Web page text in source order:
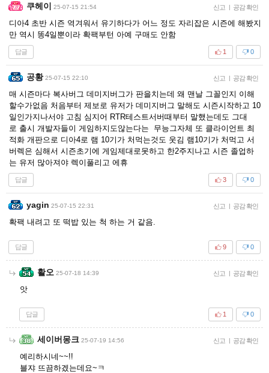
쿠헤이 25-07-15 21:54 신고 | 공감 확인
디아4 초반 시즌 역겨워서 유기하다가 어느 정도 자리잡은 시즌에 해봤지
만 역시 똥4일뿐이라 확팩부턴 아예 구매도 안함
답글 0
1
공황 25-07-15 22:10 신고 | 공감 확인
매 시즌마다 복사버그 데미지버그가 판을치는데 왜 맨날 그꼴인지 이해
할수가없음 처음부터 제보로 유저가 데미지버그 말해도 시즌시작하고 10
일인가지나서야 고침 심지어 RTR테스트서버때부터 말했는데도 그대
로 출시 개발자들이 게임하지도않는다는 무능그자체 또 클라이언트 최
적화 개판으로 디아4로 램 10기가 처먹는것도 웃김 램10기가 처먹고 서
버렉은 심해서 시즌초기에 게임제대로못하고 한2주지나고 시즌 졸업하
는 유저 많아져야 렉이풀리고 에휴
답글 0
3
yagin 25-07-15 22:31 신고 | 공감 확인
확팩 내려고 또 떡밥 있는 척 하는 거 같음.
답글 0
9
활오 25-07-18 14:39 신고 | 공감 확인
앗
답글 0
1
세이버몽크 25-07-19 14:56 신고 | 공감 확인
예리하시네~~!!
블쟈 뜨끔하겠는데요~ㅋ